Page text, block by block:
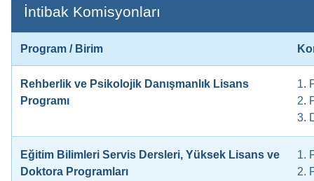
İntibak Komisyonları
Program / Birim
Rehberlik ve Psikolojik Danışmanlık Lisans
Programı
1.
2.
3.
Eğitim Bilimleri Servis Dersleri, Yüksek Lisans ve
Doktora Programları
1.
2.